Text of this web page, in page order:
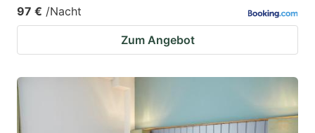
97 € /Nacht
Zum Angebot